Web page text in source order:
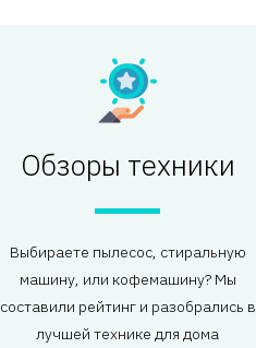
Обзоры техники
Выбираете пылесос, стиральную
машину, или кофемашину? Мы
составили рейтинг и разобрались в
лучшей технике для дома